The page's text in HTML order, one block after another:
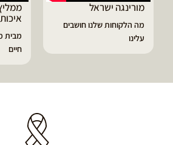
חושבים
ממליץ על מוצרי מורינגה
מבית מורינגה ישראל - כפר